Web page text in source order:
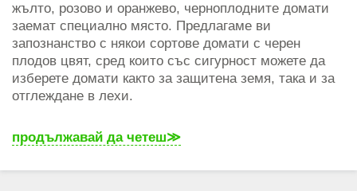
жълто, розово и оранжево, черноплодните домати
заемат специално място. Предлагаме ви
запознанство с някои сортове домати с черен
плодов цвят, сред които със сигурност можете да
изберете домати както за защитена земя, така и за
отглеждане в лехи.
продължавай да четеш